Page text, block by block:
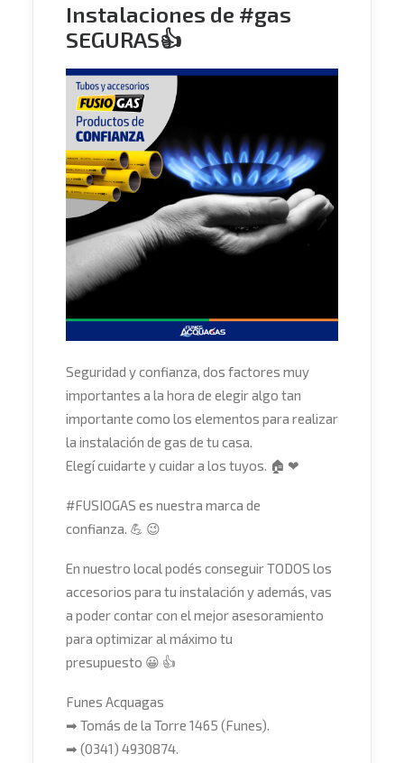
Instalaciones de #gas
SEGURAS👍
Seguridad y confianza, dos factores muy
importantes a la hora de elegir algo tan
importante como los elementos para realizar
la instalación de gas de tu casa.
Elegí cuidarte y cuidar a los tuyos. 🏠 ❤
#FUSIOGAS es nuestra marca de
confianza. 💪 😉
En nuestro local podés conseguir TODOS los
accesorios para tu instalación y además, vas
a poder contar con el mejor asesoramiento
para optimizar al máximo tu
presupuesto 😀 👍
Funes Acquagas
➡ Tomás de la Torre 1465 (Funes).
➡ (0341) 4930874.